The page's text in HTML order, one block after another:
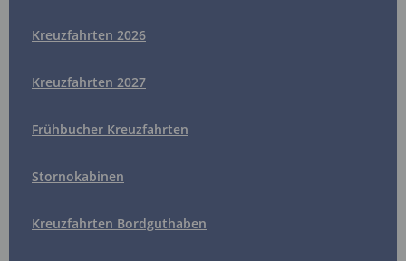
Kreuzfahrten 2026
Kreuzfahrten 2027
Frühbucher Kreuzfahrten
Stornokabinen
Kreuzfahrten Bordguthaben